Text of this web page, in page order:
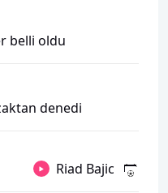
belli oldu
denedi
Riad Bajic